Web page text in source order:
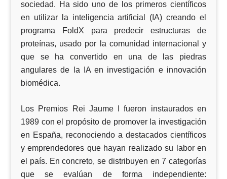
sociedad. Ha sido uno de los primeros científicos
en utilizar la inteligencia artificial (IA) creando el
programa FoldX para predecir estructuras de
proteínas, usado por la comunidad internacional y
que se ha convertido en una de las piedras
angulares de la IA en investigación e innovación
biomédica.
Los Premios Rei Jaume I fueron instaurados en
1989 con el propósito de promover la investigación
en España, reconociendo a destacados científicos
y emprendedores que hayan realizado su labor en
el país. En concreto, se distribuyen en 7 categorías
que se evalúan de forma independiente: